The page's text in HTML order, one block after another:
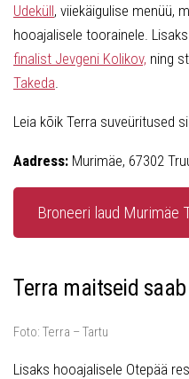
Udeküll, viiekäigulise menüü,
hooajalisele toorainele.
finalist Jevgeni Kolikov, ning
Takeda
Leia kõik Terra suveüritused
Aadress: Murimäe, 67302
Broneeri laud Murimäe
Terra maitseid
Foto: Terra – Tartu
Lisaks hooajalisele Otepää